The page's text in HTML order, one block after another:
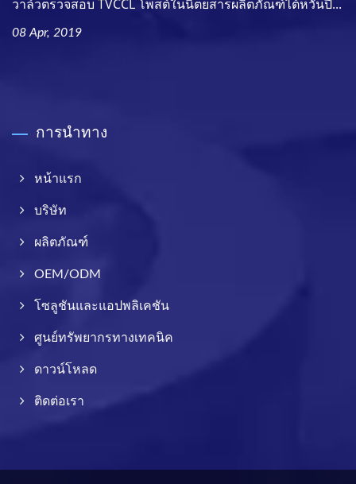
วาล์วตรวจสอบ TVCCL โพสต์ในนิตยสารผลิตภัณฑ์ไต้หวันปี...
08 Apr, 2019
การนำทาง
หน้าแรก
บริษัท
ผลิตภัณฑ์
OEM/ODM
โซลูชันและแอปพลิเคชัน
ศูนย์ทรัพยากรทางเทคนิค
ดาวน์โหลด
ติดต่อเรา